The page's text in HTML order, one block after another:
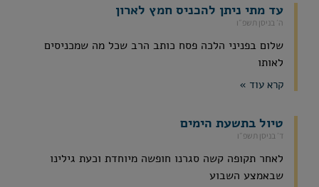
עד מתי ניתן להכניס חמץ לארון
ה׳ בניסן תשפ״ו
שלום בפניני הלכה פסח כותב הרב שכל מה שמכניסים
לאותו
קרא עוד »
טיול בתשעת הימים
ד׳ בניסן תשפ״ו
לאחר תקופה קשה סגרנו חופשה מיוחדת וכעת גילינו
שבאמצע השבוע